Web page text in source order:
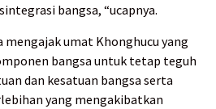
bangsa, “ucapnya.
mengajak umat Khonghucu yang
bangsa untuk tetap teguh
dan kesatuan bangsa serta
yang mengakibatkan